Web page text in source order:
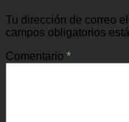
Tu dirección de correo
campos obligatorios
Comentario *